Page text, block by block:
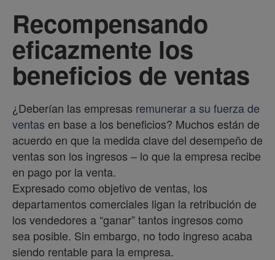
Recompensando
eficazmente los
beneficios de ventas
¿Deberían las empresas remunerar a su fuerza de
ventas en base a los beneficios? Muchos están de
acuerdo en que la medida clave del desempeño de
ventas son los ingresos – lo que la empresa recibe
en pago por la venta.
Expresado como objetivo de ventas, los
departamentos comerciales ligan la retribución de
los vendedores a “ganar” tantos ingresos como
sea posible. Sin embargo, no todo ingreso acaba
siendo rentable para la empresa.